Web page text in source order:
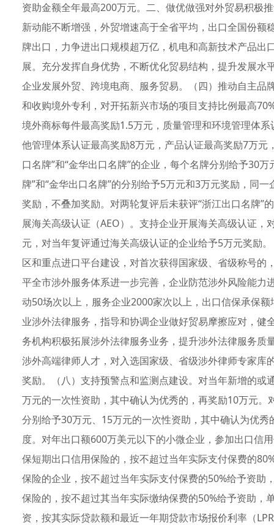
资助金额全年最高200万元。二、做优做强对外贸易积极
新动能不断增强，外贸增速高于全省平均，出口全国份
牌出口，力争进出口规模超万亿，机电和高新技术产品
展。充分发挥自身优势，不断优化贸易结构，提升发展
企业发展外贸、跨境电商、服务贸易。（四）推动自主
和收购境外专利，对开拓新兴市场的项目支持比例最高
境外商标每件最高奖励1.5万元，质量管理和环境管理体
他管理体系认证最高奖励8万元，产品认证最高奖励7万
口名牌”和“金华出口名牌”的企业，每个名牌分别给予30
牌”和“金华出口名牌”的分别给予5万元和3万元奖励，同
奖励，不叠加奖励。对两轮复评后未获评“浙江出口名牌”
展海关高级认证（AEO）。支持企业开展海关高级认证
元，对当年复评通过海关高级认证的企业给予5万元奖励
区和重点进口平台建设，对首次获得国家级、省级称号
平全市涉外服务体系进一步完善，企业防范涉外风险能
动50场次以上，服务企业2000家次以上，出口信保承保
业涉外法律服务，指导和协调企业做好贸易摩擦应对，
务机构积极拓展涉外法律服务业务，提升涉外法律服务
涉外高端律师人才，对入选国家级、省级涉外律师专家
奖励。（八）支持预警点和监测点建设。对当年新增的
万元的一次性资助，其中确认为优秀的，再奖励10万元
分别给予30万元、15万元的一次性资助，其中确认为优
度。对年出口额600万美元以下的小微企业，参加出口信
保短期出口信用保险的，按不超过当年实际支付保费的
保险的企业，按不超过当年实际支付保费的50%给予资助
保险的，按不超过其当年实际缴纳保费的50%给予资助
资，按其实际贷款额和最近一年期贷款市场报价利率（